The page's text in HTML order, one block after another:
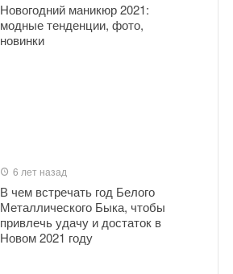
Новогодний маникюр 2021:
модные тенденции, фото,
новинки
6 лет назад
В чем встречать год Белого
Металлического Быка, чтобы
привлечь удачу и достаток в
Новом 2021 году